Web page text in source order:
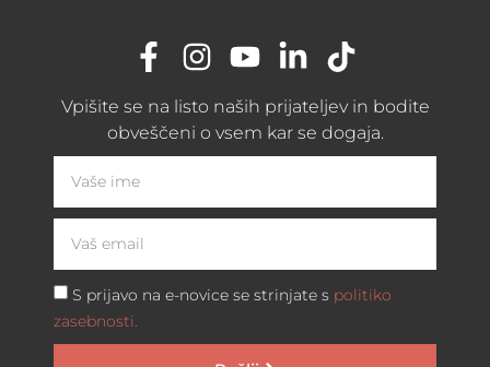
Vpišite se na listo naših prijateljev in bodite
obveščeni o vsem kar se dogaja.
S prijavo na e-novice se strinjate s politiko
zasebnosti.